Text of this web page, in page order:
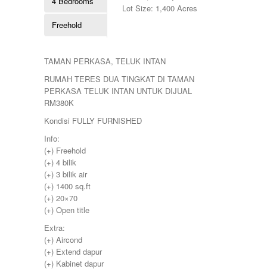
Lekir
Manjoi
Manong
Melaka
Menglembu
Meru
Penang
Pengkalan
Perak
Pulau Pinang
Puncak Jelapang Maju
Selayang Heights
Seri Iskandar
Seri Manjung
Simpang Pulai
Siputeh
260000
268000
280000
285000
290000
295000
310000
320000
330000
335000
340000
345000
348000
360000
370000
375000
Freehold
Lot Size: 1,400 Acres
TAMAN PERKASA, TELUK INTAN
RUMAH TERES DUA TINGKAT DI TAMAN
PERKASA TELUK INTAN UNTUK DIJUAL
RM380K
Kondisi FULLY FURNISHED
Info:
(+) Freehold
(+) 4 bilik
(+) 3 bilik air
(+) 1400 sq.ft
(+) 20×70
(+) Open title
Extra:
(+) Aircond
(+) Extend dapur
(+) Kabinet dapur